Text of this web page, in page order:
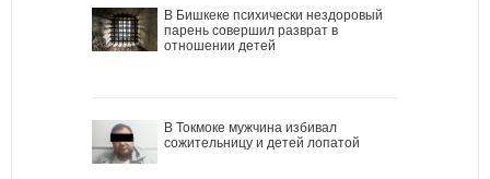
В Бишкеке психически нездоровый
парень совершил разврат в
отношении детей
В Токмоке мужчина избивал
сожительницу и детей лопатой